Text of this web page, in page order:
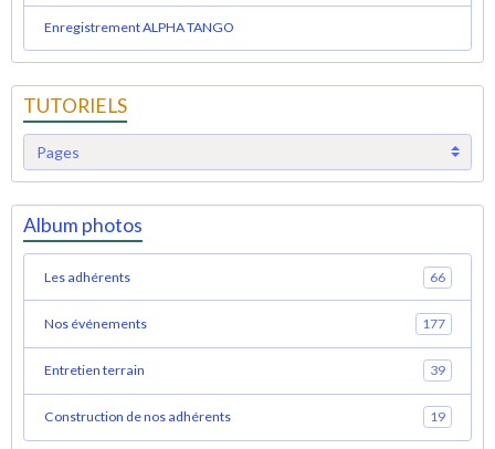
Enregistrement ALPHA TANGO
TUTORIELS
Album photos
Les adhérents 66
Nos événements 177
Entretien terrain 39
Construction de nos adhérents 19